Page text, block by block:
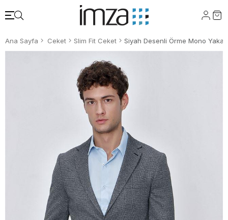
Ana Sayfa Ceket Slim Fit Ceket